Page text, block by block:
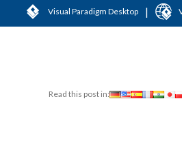
Visual Paradigm Desktop |
Read this post in: